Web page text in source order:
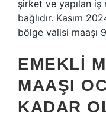
şirket ve yapılan
bağlıdır. Kasım
bölge valisi maaşı
EMEKLI
MAAŞI
KADAR